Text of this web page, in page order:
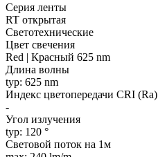
Серия ленты
RT открытая
Светотехнические
Цвет свечения
Red | Красный 625 nm
Длина волны
typ: 625 nm
Индекс цветопередачи CRI (Ra)
-
Угол излучения
typ: 120 °
Световой поток на 1м